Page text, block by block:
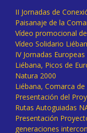
II Jornadas de
Paisanaje de la
Vídeo promocional
Vídeo Solidario
IV Jornadas
Liébana, Picos de
Natura 2000
Liébana, Comarca
Presentación del
Rutas Autoguiadas
Presentación
generaciones